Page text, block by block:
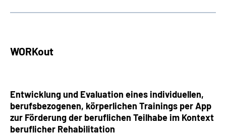
WORKout
Entwicklung und Evaluation eines individuellen,
berufsbezogenen, körperlichen Trainings per App
zur Förderung der beruflichen Teilhabe im Kontext
beruflicher Rehabilitation